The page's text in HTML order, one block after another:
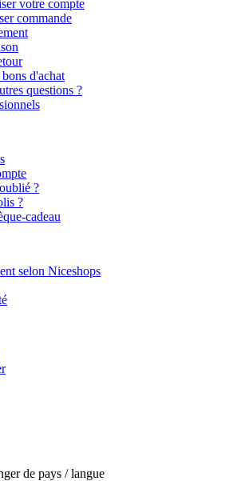
votre compte
commande
d'achat
questions ?
?
?
cadeau
selon Niceshops
de pays / langue